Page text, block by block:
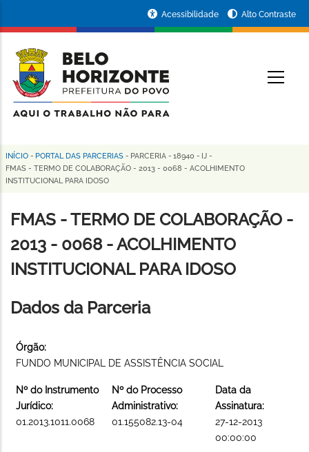
conteúdo
principal
da
Prefeitura
de
Horizonte
Acessibilidade Alto Contraste
Trilha
de
navegação
INÍCIO - PORTAL DAS PARCERIAS - PARCERIA - 18940 - IJ -
FMAS - TERMO DE COLABORAÇÃO - 2013 - 0068 - ACOLHIMENTO
INSTITUCIONAL PARA IDOSO
FMAS - TERMO DE COLABORAÇÃO -
2013 - 0068 - ACOLHIMENTO
INSTITUCIONAL PARA IDOSO
Dados da Parceria
Órgão:
FUNDO MUNICIPAL DE ASSISTÊNCIA SOCIAL
Nº do Instrumento
Jurídico:
01.2013.1011.0068
Nº do Processo
Administrativo:
01.155082.13-04
Data da
Assinatura:
27-12-2013
00:00:00